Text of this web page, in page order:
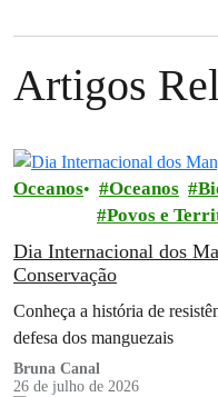
Artigos
Oceanos Oceanos
Povos e
Dia Internacional dos
Conservação
Conheça a história de
defesa dos manguezais
Bruna Canal
26 de julho de 2026